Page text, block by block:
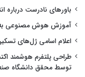
باورهای نادرست درباره
آموزش هوش مصنوعی به
اعلام اسامی ژل‌های
طراحی پلتفرم هوشمند
توسط محقق دانشگاه